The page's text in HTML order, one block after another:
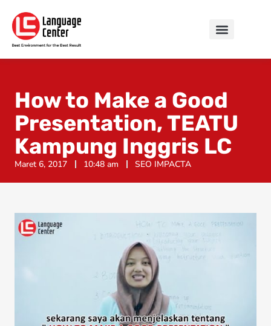
How to Make a Good
Presentation, TEATU
Kampung Inggris LC
Maret 6, 2017 10:48 am SEO IMPACTA